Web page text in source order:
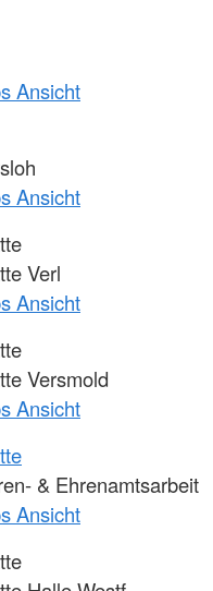
Ansicht
Ansicht
Verl
Ansicht
Versmold
Ansicht
& Ehrenamtsarbeit
Ansicht